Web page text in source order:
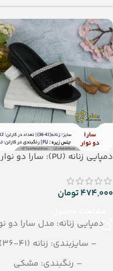
دمپایی زنانه (PU): سارا دو نوار
474,000تومان
دمپایی زنانه: مدل سارا دو
– سایزبندی: زنانه (41-36)
– رنگبندی: مشکی